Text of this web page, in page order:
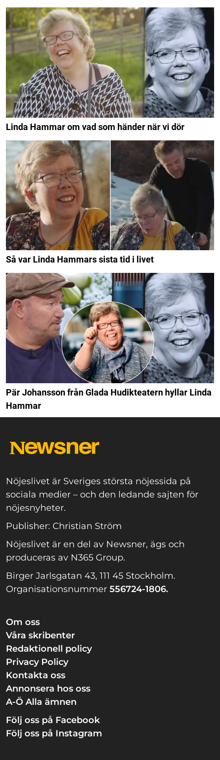
Linda Hammar om vad som händer när vi dör
Så var Linda Hammars sista tid i livet
Pär Johansson från Glada Hudikteatern hyllar Linda
Hammar
Nöjeslivet är Sveriges största nöjessida på
sociala medier – och den ledande sajten för
nöjesnyheter.
Publisher: Christian Ström
Nöjeslivet är en del av Newsner, ägs och
produceras av N365 Group.
Birger Jarlsgatan 43, 111 45 Stockholm.
Organisationsnummer 556724-1806.
Om oss
Våra skribenter
Redaktionell policy
Privacy Policy
Kontakta oss
Annonsera hos oss
A-Ö Alla ämnen
Följ oss på Facebook
Följ oss på Instagram